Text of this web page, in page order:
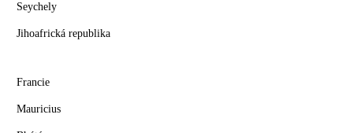
Seychely
Jihoafrická republika
Francie
Mauricius